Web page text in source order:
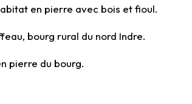
en pierre avec bois et fioul.
bourg rural du nord Indre.
pierre du bourg.